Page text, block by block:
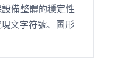
備整體的穩定性
文字符號、圖形